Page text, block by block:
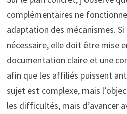
complémentaires ne
adaptation des mécanismes.
nécessaire, elle doit être mise
documentation claire et une
afin que les affiliés puissent
sujet est complexe, mais
les difficultés, mais d’avancer